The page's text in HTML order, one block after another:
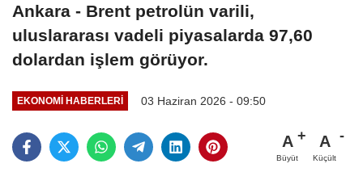
Ankara - Brent petrolün varili,
uluslararası vadeli piyasalarda 97,60
dolardan işlem görüyor.
EKONOMI HABERLERI 03 Haziran 2026 - 09:50
A
Büyüt
A
Küçült